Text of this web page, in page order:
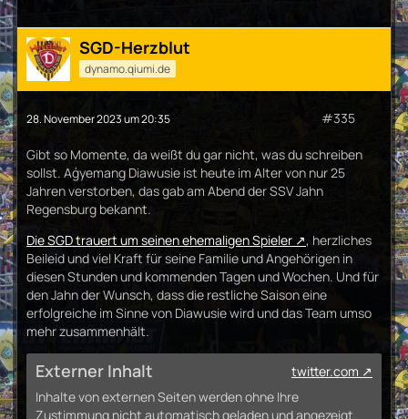
SGD-Herzblut
dynamo.qiumi.de
28. November 2023 um 20:35 #335
Gibt so Momente, da weißt du gar nicht, was du schreiben
sollst. Aģyemang Diawusie ist heute im Alter von nur 25
Jahren verstorben, das gab am Abend der SSV Jahn
Regensburg bekannt.
Die SGD trauert um seinen ehemaligen Spieler
, herzliches
Beileid und viel Kraft für seine Familie und Angehörigen in
diesen Stunden und kommenden Tagen und Wochen. Und für
den Jahn der Wunsch, dass die restliche Saison eine
erfolgreiche im Sinne von Diawusie wird und das Team umso
mehr zusammenhält.
Externer Inhalt
twitter.com
Inhalte von externen Seiten werden ohne Ihre
Zustimmung nicht automatisch geladen und angezeigt.